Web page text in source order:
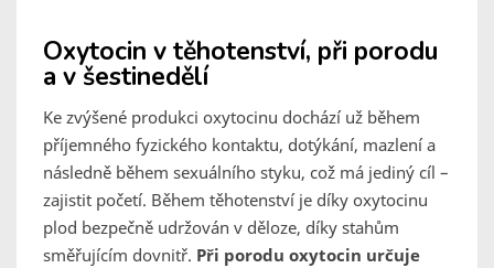
Oxytocin v těhotenství, při porodu
a v šestinedělí
Ke zvýšené produkci oxytocinu dochází už během
příjemného fyzického kontaktu, dotýkání, mazlení a
následně během sexuálního styku, což má jediný cíl –
zajistit početí. Během těhotenství je díky oxytocinu
plod bezpečně udržován v děloze, díky stahům
směřujícím dovnitř. Při porodu oxytocin určuje